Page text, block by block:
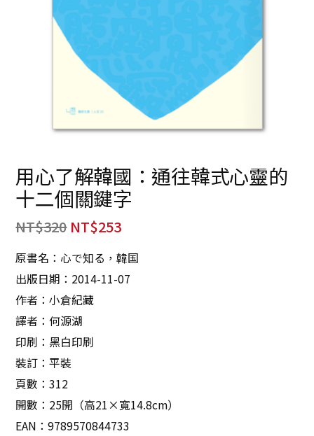
用心了解韓國：通往韓式心靈的
十二個關鍵字
NT$320 NT$253
原書名：心で知る，韓国
出版日期：2014-11-07
作者：小倉紀藏
譯者：何源湖
印刷：黑白印刷
裝訂：平裝
頁數：312
開數：25開（高21×寬14.8cm）
EAN：9789570844733